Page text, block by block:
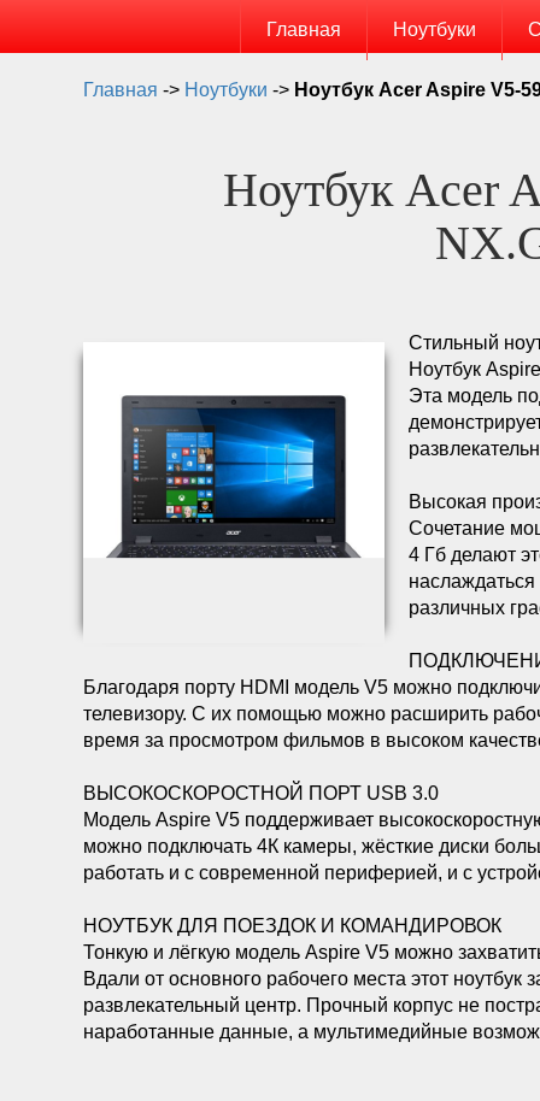
Главная Ноутбуки
Главная -> Ноутбуки -> Ноутбук Acer Aspire V5-
Ноутбук Acer
Стильный
Ноутбук
Эта модель
Высокая
Сочетание
4 Гб делают
различных
Благодаря порту HDMI модель V5 можно
телевизору. С их помощью можно расширить
время за просмотром фильмов в высоком
ВЫСОКОСКОРОСТНОЙ ПОРТ USB 3.0
Модель Aspire V5 поддерживает
можно подключать 4К камеры, жёсткие диски
работать и с современной периферией, и с
НОУТБУК ДЛЯ ПОЕЗДОК И КОМАНДИРОВОК
Тонкую и лёгкую модель Aspire V5 можно
Вдали от основного рабочего места этот
развлекательный центр. Прочный корпус не
наработанные данные, а мультимедийные